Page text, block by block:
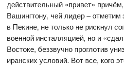
действительный «привет»
Вашингтону, чей лидер – отметим
в Пекине, не только не рискнул
военной инсталляцией, но и
Востоке, беззвучно проглотив
иранских условий. Вот все, кого